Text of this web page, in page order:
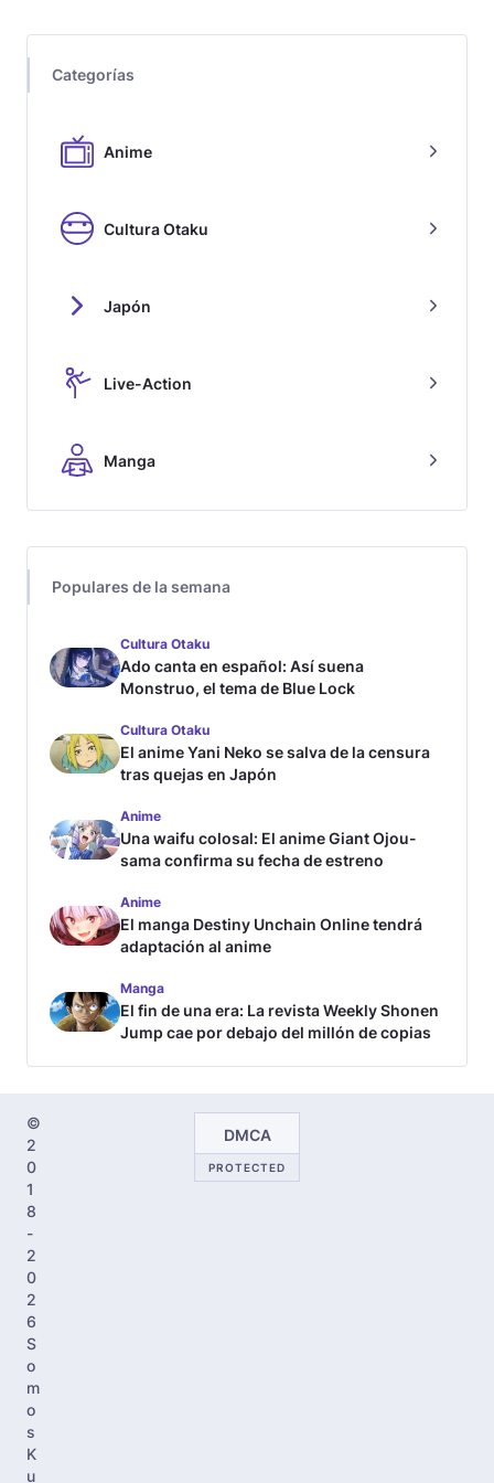
Categorías
Anime
Cultura Otaku
Japón
Live-Action
Manga
Populares de la semana
Cultura Otaku
Ado canta en español: Así suena
Monstruo, el tema de Blue Lock
Cultura Otaku
El anime Yani Neko se salva de la censura
tras quejas en Japón
Anime
Una waifu colosal: El anime Giant Ojou-
sama confirma su fecha de estreno
Anime
El manga Destiny Unchain Online tendrá
adaptación al anime
Manga
El fin de una era: La revista Weekly Shonen
Jump cae por debajo del millón de copias
©
2
0
1
8
-
2
0
2
6
S
o
m
o
s
K
u
DMCA
PROTECTED